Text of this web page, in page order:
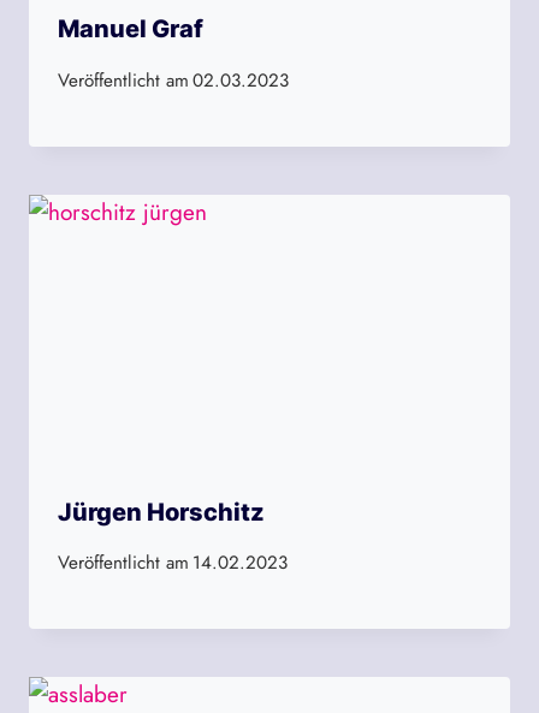
Manuel Graf
Veröffentlicht am02.03.2023
Jürgen Horschitz
Veröffentlicht am 14.02.2023